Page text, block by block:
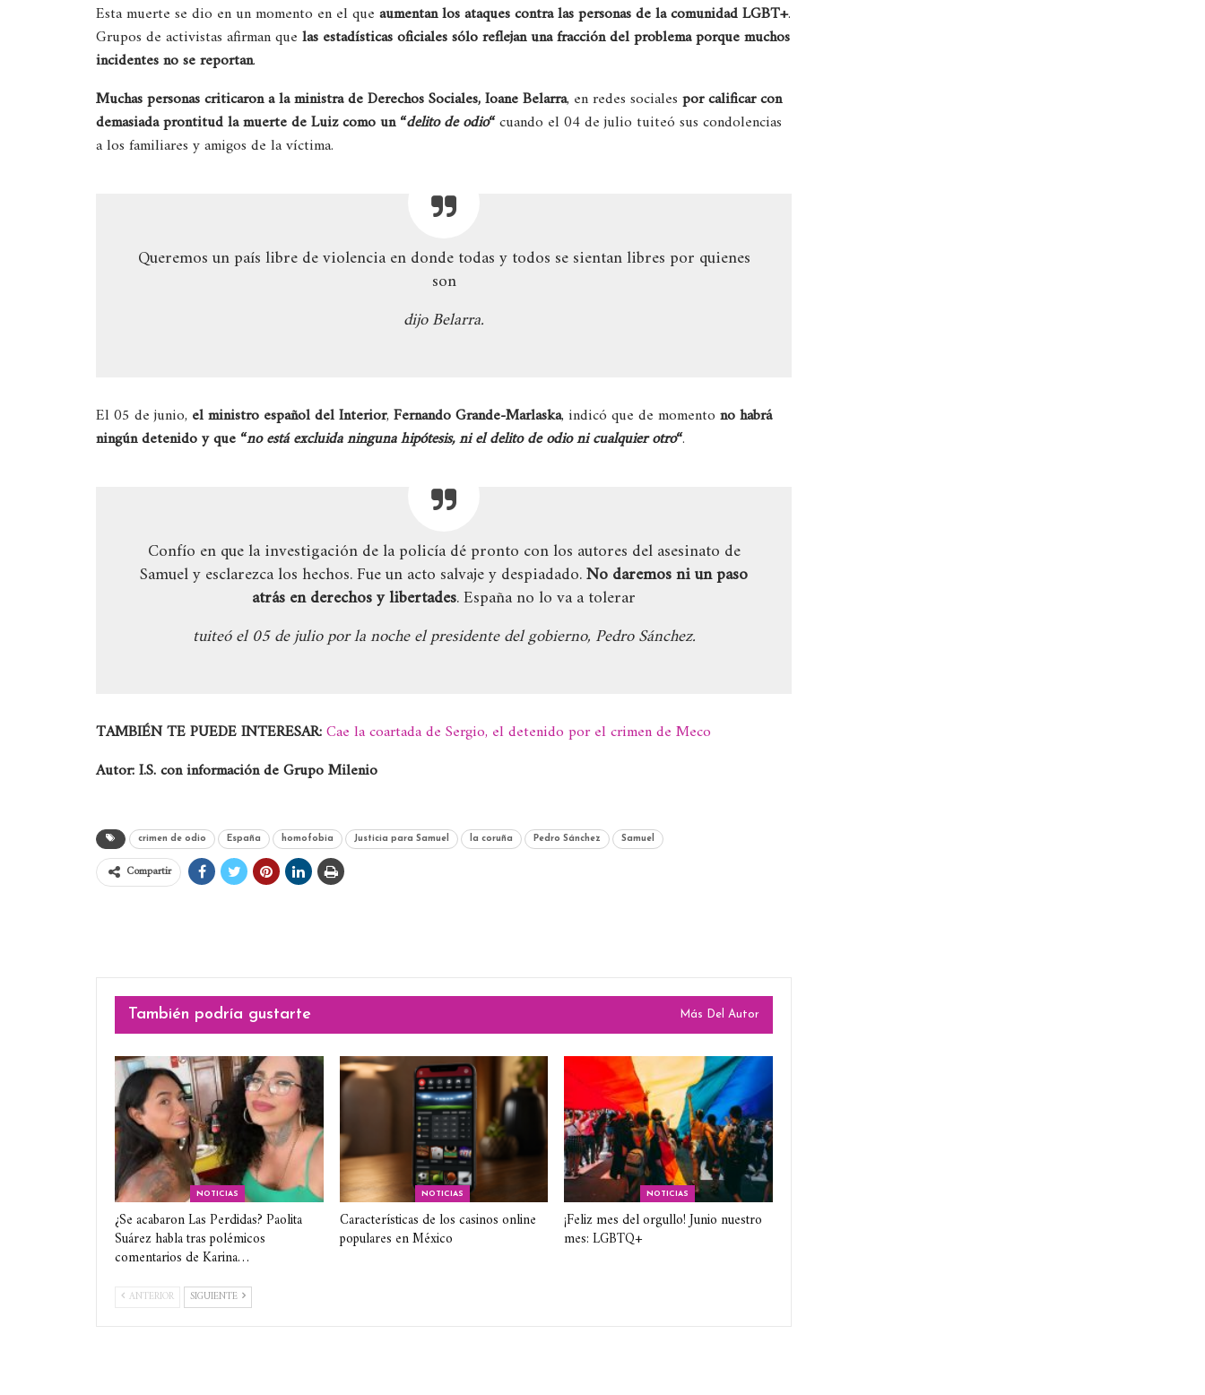
Esta muerte se dio en un momento en el que aumentan los ataques contra las personas de la comunidad LGBT+.
Grupos de activistas afirman que las estadísticas oficiales sólo reflejan una fracción del problema porque muchos
incidentes no se reportan.
Muchas personas criticaron a la ministra de Derechos Sociales, Ioane Belarra, en redes sociales por calificar con
demasiada prontitud la muerte de Luiz como un “delito de odio“cuando el 04 de julio tuiteó sus condolencias
a los familiares y amigos de la víctima.
Queremos un país libre de violencia en donde todas y todos se sientan libres por quienes
son
dijo Belarra.
El 05 de junio, el ministro español del Interior, Fernando Grande-Marlaska, indicó que de momento no habrá
ningún detenido y que “no está excluida ninguna hipótesis, ni el delito de odio ni cualquier otro“.
Confío en que la investigación de la policía dé pronto con los autores del asesinato de
Samuel y esclarezca los hechos. Fue un acto salvaje y despiadado.No daremos ni un paso
atrás en derechos y libertades. España no lo va a tolerar
tuiteó el 05 de julio por la noche el presidente del gobierno, Pedro Sánchez.
TAMBIÉN TE PUEDE INTERESAR:Cae la coartada de Sergio, el detenido por el crimen de Meco
Autor: I.S. con información de Grupo Milenio
crimen de odio España homofobia Justicia para Samuel la coruña Pedro Sánchez Samuel
Compartir
También podría gustarte Más Del Autor
NOTICIAS
¿Se acabaron Las Perdidas? Paolita
Suárez habla tras polémicos
comentarios de Karina…
NOTICIAS
Características de los casinos online
populares en México
NOTICIAS
¡Feliz mes del orgullo! Junio nuestro
mes: LGBTQ+
ANTERIOR SIGUIENTE